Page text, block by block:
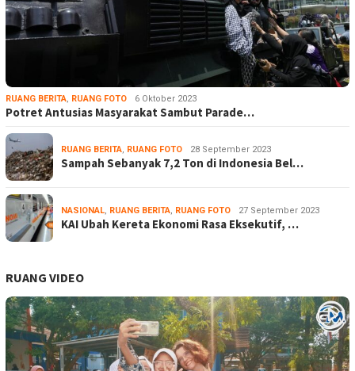
RUANG BERITA, RUANG FOTO 6 Oktober 2023
Potret Antusias Masyarakat Sambut Parade…
RUANG BERITA, RUANG FOTO 28 September 2023
Sampah Sebanyak 7,2 Ton di Indonesia Bel…
NASIONAL, RUANG BERITA, RUANG FOTO 27 September 2023
KAI Ubah Kereta Ekonomi Rasa Eksekutif, …
RUANG VIDEO